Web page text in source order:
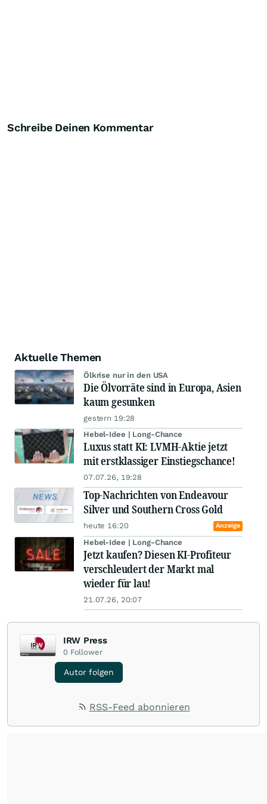
Schreibe Deinen Kommentar
Aktuelle Themen
Ölkrise nur in den USA
Die Ölvorräte sind in Europa, Asien
kaum gesunken
gestern 19:28
Hebel-Idee | Long-Chance
Luxus statt KI: LVMH-Aktie jetzt
mit erstklassiger Einstiegschance!
07.07.26, 19:28
Top-Nachrichten von Endeavour
Silver und Southern Cross Gold
heute 16:20 Anzeige
Hebel-Idee | Long-Chance
Jetzt kaufen? Diesen KI-Profiteur
verschleudert der Markt mal
wieder für lau!
21.07.26, 20:07
IRW Press
0 Follower
Autor folgen
RSS-Feed abonnieren